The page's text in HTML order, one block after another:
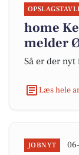
home
melder
Så er der
Læs hele
JOBNYT